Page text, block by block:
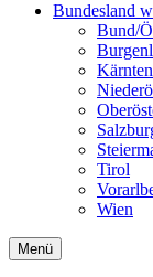
Bundesland
Bund/
Kärnten
Tirol
Wien
Menü